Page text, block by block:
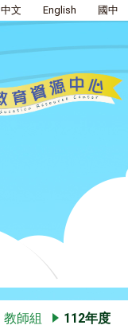
中文 English 國中
教師組 112年度